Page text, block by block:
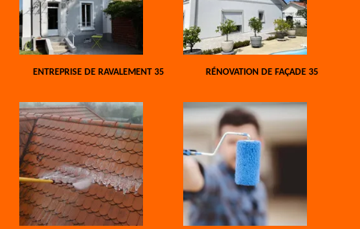
ENTREPRISE DE RAVALEMENT 35 RÉNOVATION DE FAÇADE 35